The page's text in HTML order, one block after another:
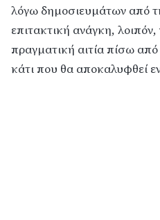
λόγω δημοσιευμάτων από
επιτακτική ανάγκη,
πραγματική αιτία πίσω από
κάτι που θα αποκαλυφθεί